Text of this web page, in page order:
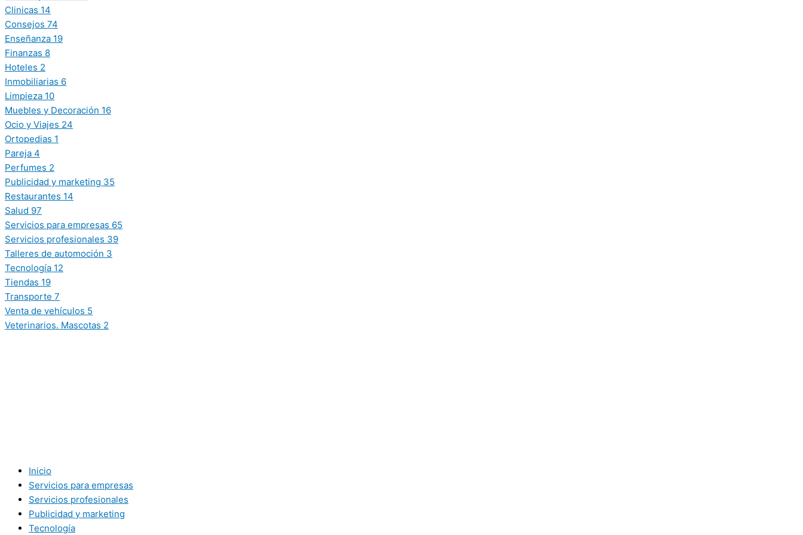
Clinicas 14
Consejos 74
Enseñanza 19
Finanzas 8
Hoteles 2
Inmobiliarias 6
Limpieza 10
Muebles y Decoración 16
Ocio y Viajes 24
Ortopedias 1
Pareja 4
Perfumes 2
Publicidad y marketing 35
Restaurantes 14
Salud 97
Servicios para empresas 65
Servicios profesionales 39
Talleres de automoción 3
Tecnología 12
Tiendas 19
Transporte 7
Venta de vehículos 5
Veterinarios. Mascotas 2
Inicio
Servicios para empresas
Servicios profesionales
Publicidad y marketing
Tecnología